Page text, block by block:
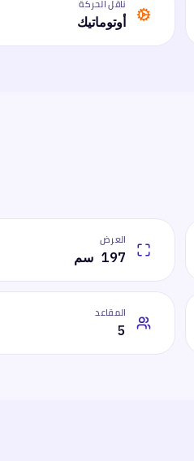
ناقل الحركة
أوتوماتيك
العرض
197 سم
المقاعد
5